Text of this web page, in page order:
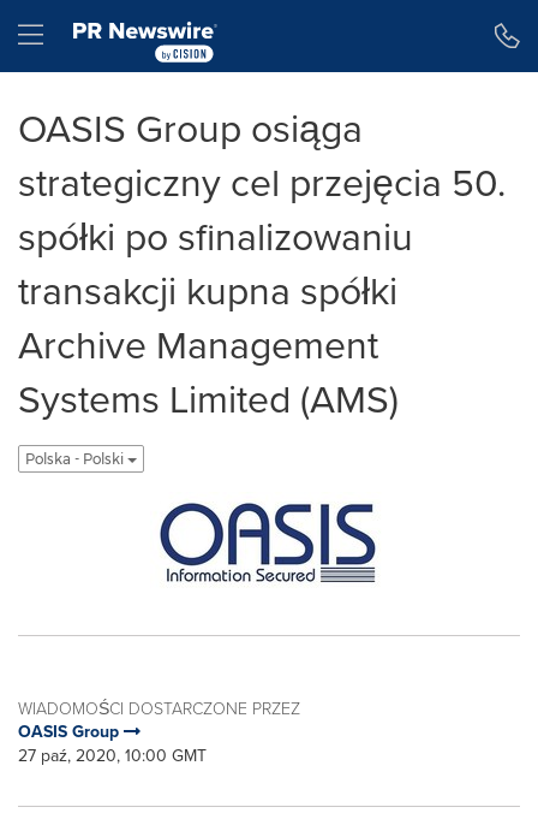
Hamburger menu
OASIS Group osiąga
strategiczny cel przejęcia 50.
spółki po sfinalizowaniu
transakcji kupna spółki
Archive Management
Systems Limited (AMS)
Polska - Polski
WIADOMOŚCI DOSTARCZONE PRZEZ
OASIS Group
27 paź, 2020, 10:00 GMT